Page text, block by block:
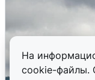
На
cookie-файлы.